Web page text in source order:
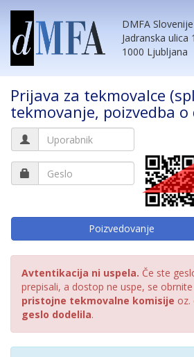
DMFA Slovenije
Jadranska ulica
1000 Ljubljana
Prijava za tekmovalce
tekmovanje, poizvedba o
Avtentikacija ni uspela. Če ste
prepisali, a dostop ne uspe, se
pristojne tekmovalne komisije oz.
geslo dodelila.